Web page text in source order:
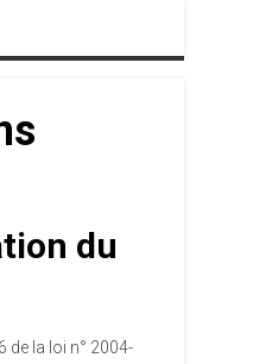
du
de la loi n° 2004-